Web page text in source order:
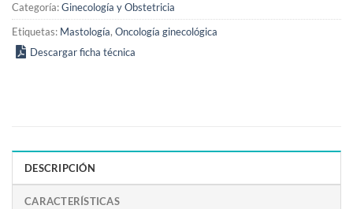
Categoría:Ginecología y Obstetricia
Etiquetas: Mastología, Oncología ginecológica
Descargar ficha técnica
DESCRIPCIÓN
CARACTERÍSTICAS